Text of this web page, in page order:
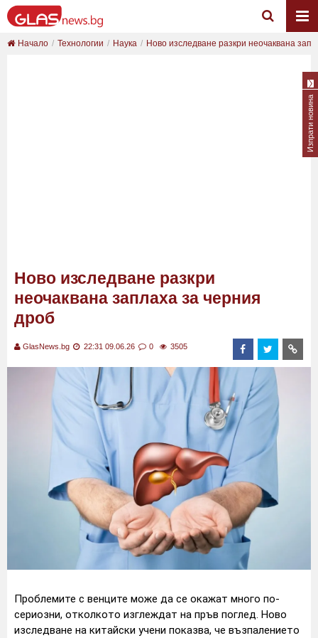
Начало Технологии Наука Ново изследване разкри неочаквана
Ново изследване разкри
неочаквана заплаха за черния
дроб
GlasNews.bg 22:31 09.06.26 0 3505
Проблемите с венците може да се окажат много по-
сериозни, отколкото изглеждат на пръв поглед. Ново
изследване на китайски учени показва, че възпалението
Изпрати новина